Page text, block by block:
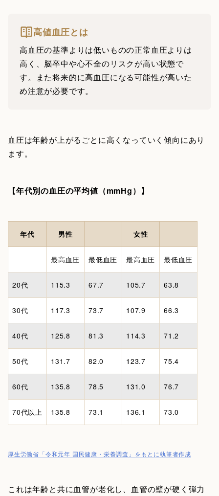
高値血圧とは
高血圧の基準よりは低いものの正常血圧よりは
高く、脳卒中や心不全のリスクが高い状態で
す。また将来的に高血圧になる可能性が高いた
め注意が必要です。
血圧は年齢が上がるごとに高くなっていく傾向にあり
ます。
【年代別の血圧の平均値（mmHg）】
年代 男性 女性
最高血圧 最低血圧 最高血圧 最低血圧
20代 115.3 67.7 105.7 63.8
30代 117.3 73.7 107.9 66.3
40代 125.8 81.3 114.3 71.2
50代 131.7 82.0 123.7 75.4
60代 135.8 78.5 131.0 76.7
70代以上 135.8 73.1 136.1 73.0
厚生労働省「令和元年 国民健康・栄養調査」をもとに執筆者作成
これは年齢と共に血管が老化し、血管の壁が硬く弾力